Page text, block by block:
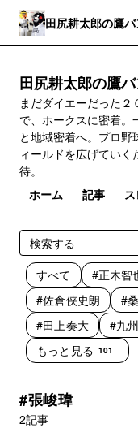
田尻耕太郎の鷹バ
田尻耕太郎の鷹バ
まだダイエーだった
で、ホークスに密着。
と地域密着へ。プロ
ィールドを広げてい
待。
ホーム
記事
すべて #正木智
#佐倉侠史朗
#
#田上奏大
#九
もっと見る 101
#張峻瑋
2記事